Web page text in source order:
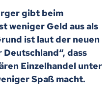
gibt beim
weniger Geld aus als
ist laut der neuen
dass
Einzelhandel unter
Spaß macht.